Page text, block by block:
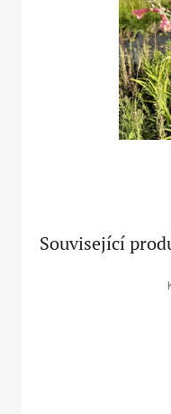
Související